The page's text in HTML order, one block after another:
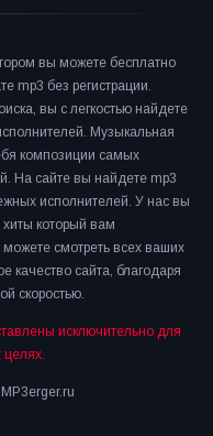
вы можете бесплатно
mp3 без регистрации.
вы с легкостью найдете
Музыкальная
композиции самых
На сайте вы найдете mp3
исполнителей. У нас вы
который вам
смотреть всех ваших
сайта, благодаря
скоростью.
исключительно для
целях.